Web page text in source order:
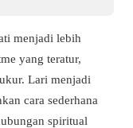
menjadi lebih
yang teratur,
Lari menjadi
cara sederhana
spiritual